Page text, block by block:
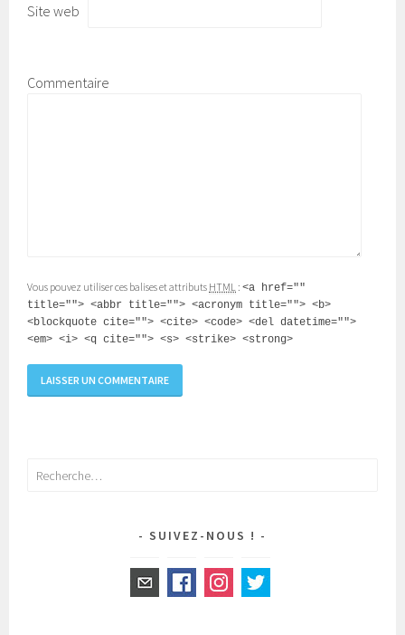
Site web
Commentaire
Vous pouvez utiliser ces balises et attributs HTML :<a href=""
title=""> <abbr title=""> <acronym title=""> <b>
<blockquote cite=""> <cite> <code> <del datetime="">
<em> <i> <q cite=""> <s> <strike> <strong>
Rechercher :
SUIVEZ-NOUS !